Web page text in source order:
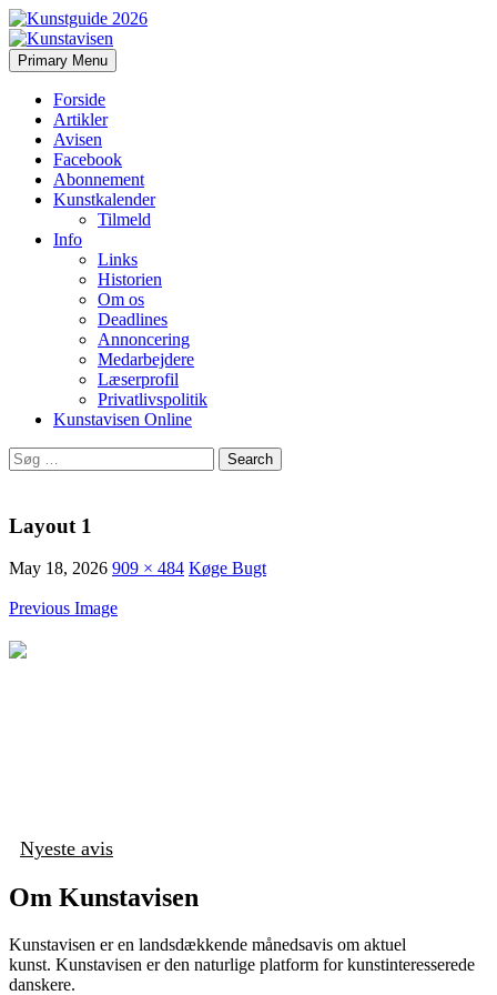
Kunstavisen
Search
Primary Menu Skip
to
Forside
Artikler
Avisen
Facebook
Abonnement
Kunstkalender
Tilmeld
Info
Links
Historien
Om os
Deadlines
Annoncering
Medarbejdere
Læserprofil
Privatlivspolitik
Kunstavisen Online
Search
for:
Layout 1
May 18, 2026 909 × 484 Køge Bugt
Previous Image
Nyeste avis
Om Kunstavisen
Kunstavisen er en landsdækkende månedsavis om aktuel
kunst. Kunstavisen er den naturlige platform for kunstinteresserede
danskere.